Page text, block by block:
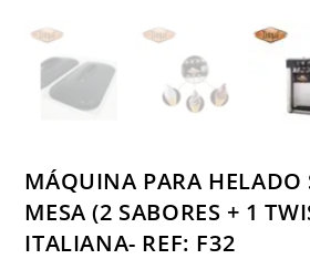
MÁQUINA PARA HELADO
MESA (2 SABORES + 1
ITALIANA- REF: F32